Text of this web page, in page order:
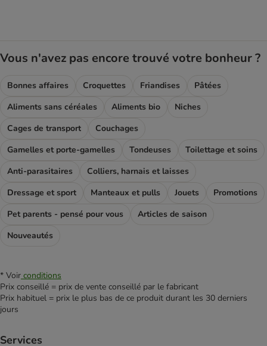
Vous n'avez pas encore trouvé votre bonheur ?
Bonnes affaires Croquettes Friandises
Pâtées
Aliments sans céréales
Aliments bio
Niches
Cages de transport
Couchages
Gamelles et porte-gamelles
Tondeuses
Toilettage et soins
Anti-parasitaires
Colliers, harnais et laisses
Dressage et sport
Manteaux et pulls Jouets
Promotions
Pet parents - pensé pour vous
Articles de saison
Nouveautés
* Voir conditions
Prix conseillé = prix de vente conseillé par le fabricant
Prix habituel = prix le plus bas de ce produit durant les 30 derniers
jours
Services